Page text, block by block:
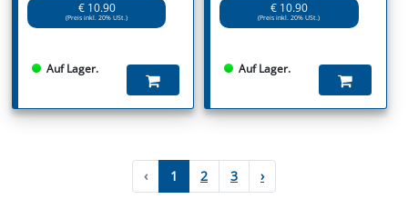
€ 10.90
(Preis inkl. 20% USt.)
Auf Lager.
€ 10.90
(Preis inkl. 20% USt.)
Auf Lager.
‹ 1 2 3 ›